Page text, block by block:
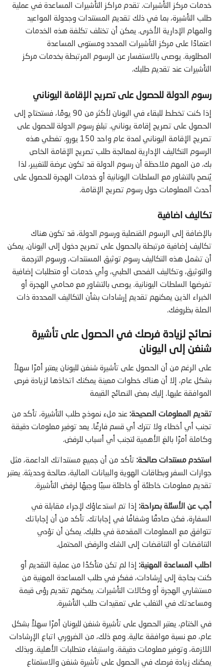
خدمات مركز التأشيرات. تقدم مراكز التأشيرات المساعدة في عملية
طلب التأشيرة، بما في ذلك تقديم المستندات وجدولة المواعيد
والمهام الإدارية الأخرى. يمكن أن تختلف تكلفة هذه الخدمات
اعتمادًا على مركز التأشيرات المحدد ومستوى المساعدة
المطلوبة. يوصى بالاستفسار عن الرسوم المرتبطة بخدمات مركز
التأشيرات عند تقديم طلبك.
رسوم الدولة للحصول على تصريح الإقامة اليوناني
إذا كنت تخطط للبقاء في اليونان لأكثر من 90 يومًا، فستحتاج إلى
الحصول على تصريح إقامة يوناني. تبلغ رسوم الدولة للحصول على
تصريح الإقامة اليوناني لمدة عام واحد 150 يورو. تغطي هذه
الرسوم التكاليف الإدارية لمعالجة طلب تصريح الإقامة الخاص
بك. من المهم ملاحظة أن رسوم الدولة قد تكون عرضة للتغيير، لذا
يُنصح بالتشاور مع السلطات اليونانية أو خدمات الهجرة للحصول على
أحدث المعلومات حول رسوم تصريح الإقامة.
تكاليف اضافية
بالإضافة إلى الرسوم القنصلية ورسوم الدولة، قد تكون هناك
تكاليف إضافية مرتبطة بالحصول على تصريح دخول إلى اليونان. يمكن
أن تشمل هذه التكاليف رسوم توثيق المستندات، ورسوم الترجمة
والتوثيق، وتكاليف الفحص الطبي، وأي خدمات أو متطلبات إضافية
تفرضها السلطات اليونانية. يوصى بالتشاور مع محامي الهجرة أو
الخبراء الذين يمكنهم تقديم إرشادات بشأن التكاليف المحددة ذات
الصلة بظروفك.
نصائح لزيادة فرصك في الحصول على تأشيرة
شنغن إلى اليونان
على الرغم من أن الحصول على تأشيرة شنغن لليونان يعتبر أمرًا سهلاً
بشكل عام، إلا أن هناك خطوات معينة يمكنك اتخاذها لزيادة فرص
الموافقة عليها. إليك بعض النصائح القيمة
تقديم المعلومات الصحيحة: عند ملء نموذج طلب التأشيرة، تأكد من
تجنب أي أخطاء ولا تترك أي قسم فارغًا. يعد توفير معلومات دقيقة
وكاملة أمرًا بالغ الأهمية لتجنب أي أسباب للرفض.
استخدم مستندات صالحة: تأكد من أن جميع مستنداتك الداعمة، مثل
جوازات السفر وبطاقات الهوية والبيانات المالية، صالحة وحديثة. يعتبر
تقديم معلومات خاطئة أو خاطئة سببًا وجيهًا لرفض التأشيرة.
أجب عن الأسئلة بصراحة: إذا تم استدعاؤك لإجراء مقابلة في
السفارة، فكن صادقًا وشفافًا في إجاباتك. تأكد من أن إجاباتك
تتوافق مع المعلومات المقدمة في طلبك. يمكن أن تؤدي
التناقضات أو التناقضات إلى الشك والرفض المحتمل.
اطلب المساعدة المهنية: إذا لم تكن متأكدًا من عملية التقديم أو
كنت بحاجة إلى إرشادات، ففكر في طلب المساعدة المهنية من
مستشاري الهجرة أو وكالات التأشيرات. يمكنهم تقديم رؤى قيمة
ومساعدتك في التغلب على تعقيدات طلب التأشيرة.
في الختام، يعتبر الحصول على تأشيرة شنغن لليونان أمرًا سهلاً بشكل
عام، مع نسبة موافقة عالية. ومع ذلك، من الضروري اتباع الإرشادات
اللازمة، وتوفير معلومات دقيقة، واستيفاء متطلبات الأهلية. وبذلك
يمكنك زيادة فرصك في الحصول على تأشيرة شنغن والاستمتاع